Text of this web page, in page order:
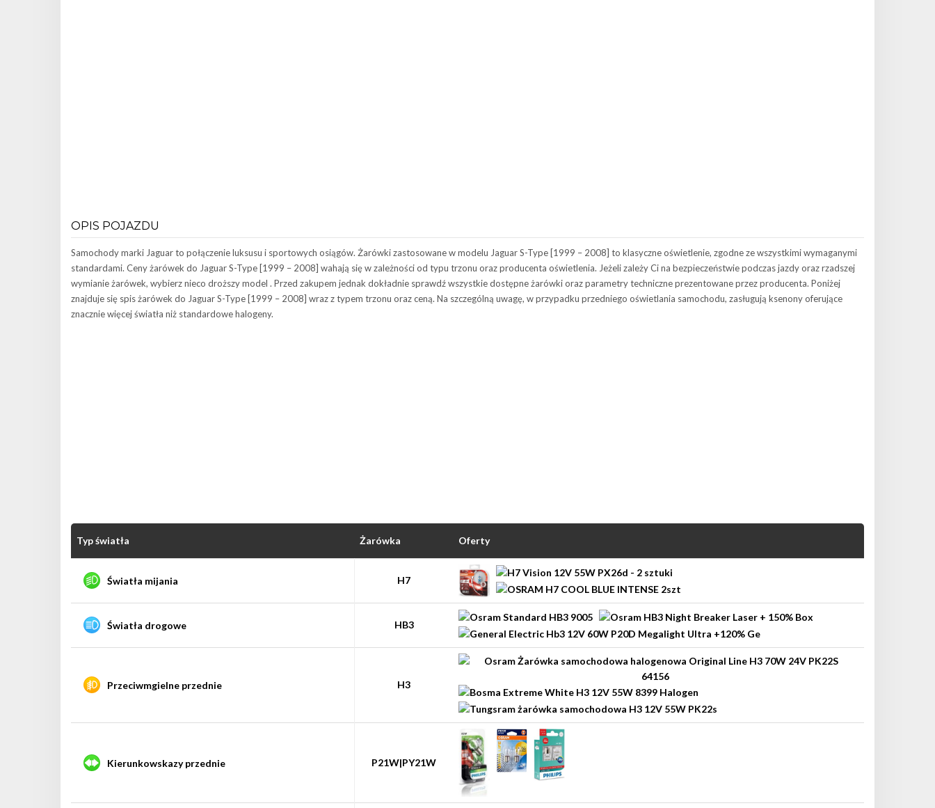
OPIS POJAZDU
Samochody marki Jaguar to połączenie luksusu i sportowych osiągów. Żarówki zastosowane w modelu Jaguar S-Type [1999 – 2008] to klasyczne oświetlenie, zgodne ze wszystkimi wymaganymi
standardami. Ceny żarówek do Jaguar S-Type [1999 – 2008] wahają się w zależności od typu trzonu oraz producenta oświetlenia. Jeżeli zależy Ci na bezpieczeństwie podczas jazdy oraz rzadszej
wymianie żarówek, wybierz nieco droższy model . Przed zakupem jednak dokładnie sprawdź wszystkie dostępne żarówki oraz parametry techniczne prezentowane przez producenta. Poniżej
znajduje się spis żarówek do Jaguar S-Type [1999 – 2008] wraz z typem trzonu oraz ceną. Na szczególną uwagę, w przypadku przedniego oświetlania samochodu, zasługują ksenony oferujące
znacznie więcej światła niż standardowe halogeny.
Typ światła Żarówka Oferty
Światła mijania H7
Światła drogowe HB3
Przeciwmgielne przednie H3
Kierunkowskazy przednie P21W|PY21W